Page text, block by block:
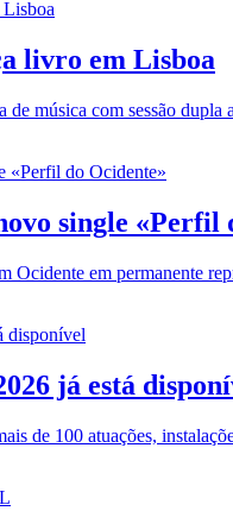
livro em Lisboa
música com sessão dupla
single «Perfil
Ocidente em permanente
já está
de 100 atuações,